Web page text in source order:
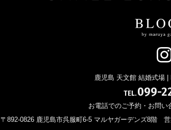
鹿児島 天文館 結婚式場 |
TEL.099-
お電話でのご予約・お問い
〒892-0826 鹿児島市呉服町6-5 マルヤガーデンズ8階